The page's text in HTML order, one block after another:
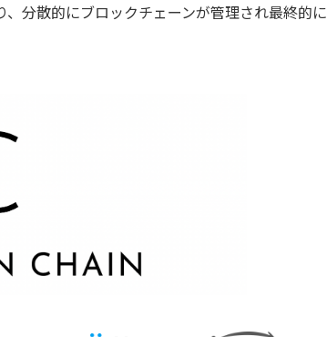
分散的にブロックチェーンが管理され最終的に